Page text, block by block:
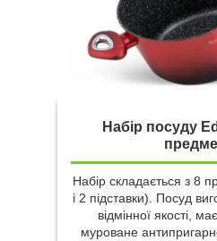
Набір посуду
Набір складається з 8
і 2 підставки). Посуд
відмінної якості,
муроване